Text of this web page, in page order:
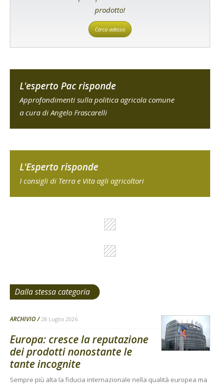
prodotto!
Cerca adesso
L'esperto Pac risponde
Approfondimenti sulla politica agricola comune
a cura di Angelo Frascarelli
L'Esperto risponde
I consigli di Terra e Vita agli agricoltori
Dalla stessa categoria
ARCHIVIO 28 Luglio 2026
Europa: cresce la reputazione
dei prodotti nonostante le
tante incognite
Sempre più alta la fiducia internazionale nella qualità europea ma